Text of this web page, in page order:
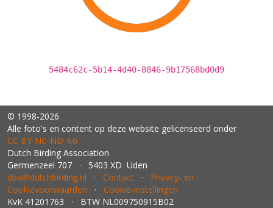
5484c62c-5b14-4d40-8846-9b17568bd0d9
© 1998-2026
Alle foto's en content op deze website gelicenseerd onder
CC BY‑NC‑ND 4.0
Dutch Birding Association
Germenzeel 707 · 5403 XD Uden
dba@dutchbirding.nl · Contact · Privacy- en
Cookievoorwaarden · Cookie-instellingen
KvK 41201763 · BTW NL009750915B02